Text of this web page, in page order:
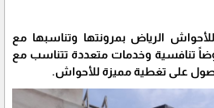
الرياض بمرونتها وتناسبها مع
تنافسية وخدمات متعددة تتناسب مع
على تغطية مميزة للأحواش.